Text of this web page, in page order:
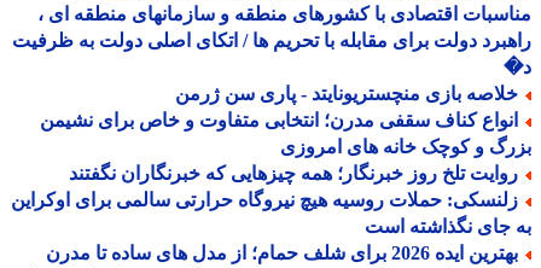
اقتصادی با کشورهای منطقه و سازمانهای منطقه ای ،
دولت برای مقابله با تحریم ها / اتکای اصلی دولت به ظرفیت
بازی منچستریونایتد - پاری سن ژرمن
کناف سقفی مدرن؛ انتخابی متفاوت و خاص برای نشیمن
و کوچک خانه های امروزی
تلخ روز خبرنگار؛ همه چیزهایی که خبرنگاران نگفتند
حملات روسیه هیچ نیروگاه حرارتی سالمی برای اوکراین
جای نگذاشته است
ایده 2026 برای شلف حمام؛ از مدل های ساده تا مدرن